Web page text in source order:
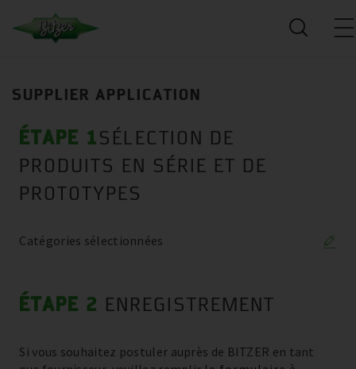
SUPPLIER APPLICATION
ÉTAPE 1 SÉLECTION DE
PRODUITS EN SÉRIE ET DE
PROTOTYPES
Catégories sélectionnées
ÉTAPE 2 ENREGISTREMENT
Si vous souhaitez postuler auprès de BITZER en tant